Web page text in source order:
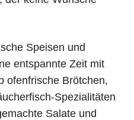
Speisen und
entspannte Zeit mit
ofenfrische Brötchen,
Spezialitäten
Salate und